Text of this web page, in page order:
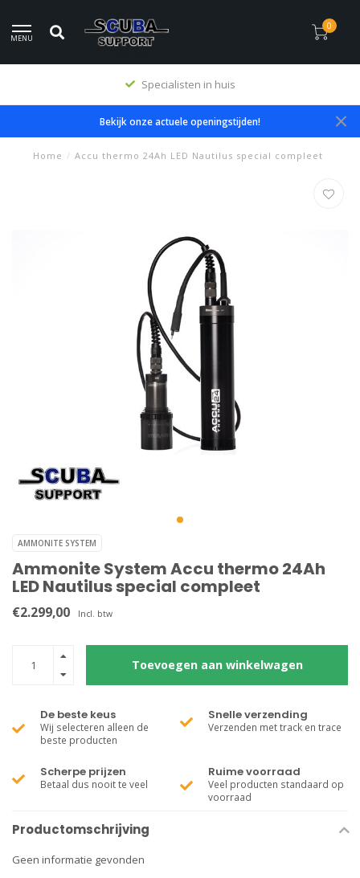
MENU
0
Specialisten in huis
Bekijk onze actuele openingstijden!
Home / Accu thermo 24Ah LED Nautilus special compleet
AMMONITE SYSTEM
Ammonite System Accu thermo 24Ah
LED Nautilus special compleet
€2.299,00 Incl. btw
Toevoegen aan winkelwagen
De beste keus
Wij selecteren alleen de
beste producten
Snelle verzending
Verzenden met track en trace
Scherpe prijzen
Betaal dus nooit te veel
Ruime voorraad
Veel producten standaard op
voorraad
Productomschrijving
Geen informatie gevonden